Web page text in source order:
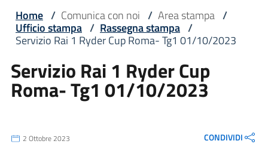
Home / Comunica con noi / Area stampa /
Ufficio stampa / Rassegna stampa /
Servizio Rai 1 Ryder Cup Roma- Tg1 01/10/2023
Servizio Rai 1 Ryder Cup
Roma- Tg1 01/10/2023
2 Ottobre 2023 CONDIVIDI